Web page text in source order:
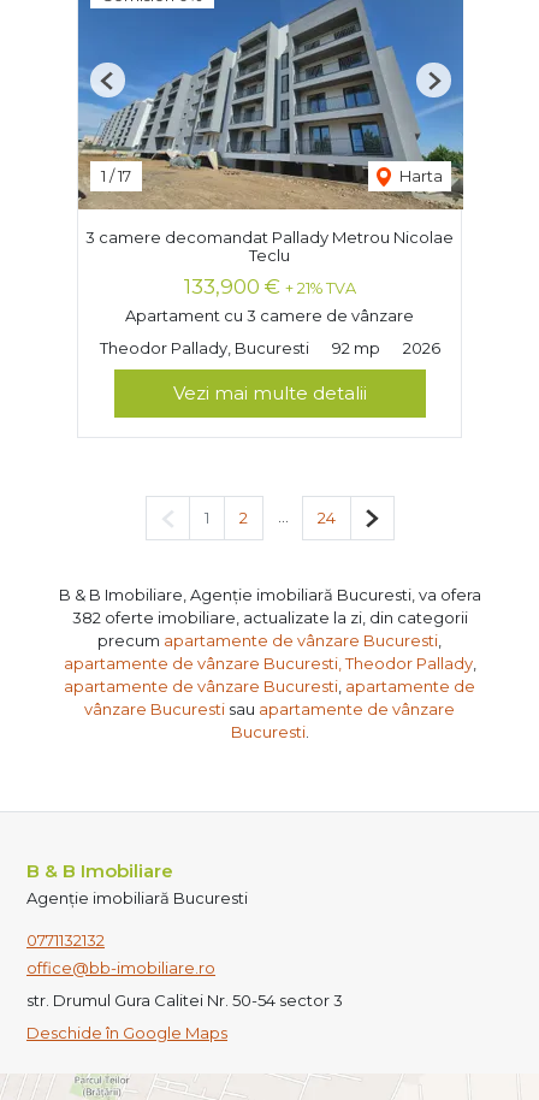
1 /17 Harta
Previous Next
3 camere decomandat Pallady Metrou Nicolae
Teclu
133,900 € + 21% TVA
Apartament cu 3 camere de vânzare
Theodor Pallady, Bucuresti
92 mp 2026
Vezi mai multe detalii
Pagina anterioară
1 2 24 Pagina următoare
B & B Imobiliare, Agenție imobiliară Bucuresti, va ofera
382 oferte imobiliare, actualizate la zi, din categorii
precum apartamente de vânzare Bucuresti
apartamente de vânzare Bucuresti, Theodor Pallady,
apartamente de vânzare Bucuresti apartamente de
vânzare Bucuresti sau apartamente de vânzare
Bucuresti.
B & B Imobiliare
Agenție imobiliară Bucuresti
0771132132
office@bb-imobiliare.ro
str. Drumul Gura Calitei Nr. 50-54 sector 3
Deschide în Google Maps